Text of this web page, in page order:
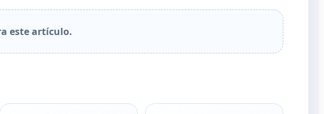
este artículo.